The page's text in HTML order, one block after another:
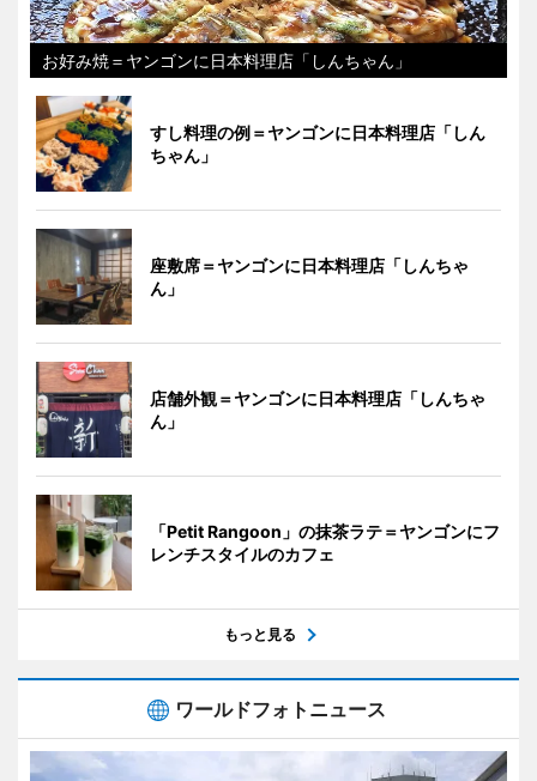
お好み焼＝ヤンゴンに日本料理店「しんちゃん」
すし料理の例＝ヤンゴンに日本料理店「しん
ちゃん」
座敷席＝ヤンゴンに日本料理店「しんちゃ
ん」
店舗外観＝ヤンゴンに日本料理店「しんちゃ
ん」
「Petit Rangoon」の抹茶ラテ＝ヤンゴンにフ
レンチスタイルのカフェ
もっと見る
ワールドフォトニュース